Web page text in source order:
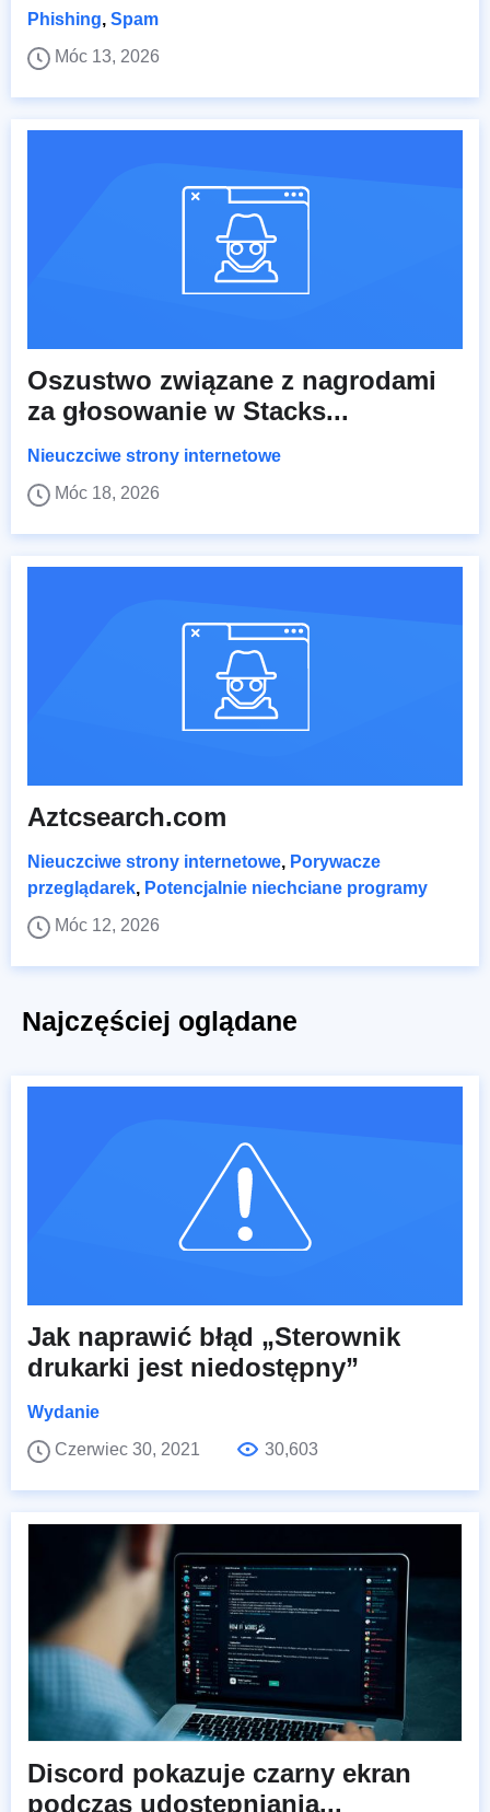
Phishing, Spam
Móc 13, 2026
Oszustwo związane z nagrodami
za głosowanie w Stacks...
Nieuczciwe strony internetowe
Móc 18, 2026
Aztcsearch.com
Nieuczciwe strony internetowe, Porywacze
przeglądarek, Potencjalnie niechciane programy
Móc 12, 2026
Najczęściej oglądane
Jak naprawić błąd „Sterownik
drukarki jest niedostępny”
Wydanie
Czerwiec 30, 2021
30,603
Discord pokazuje czarny ekran
podczas udostępniania...